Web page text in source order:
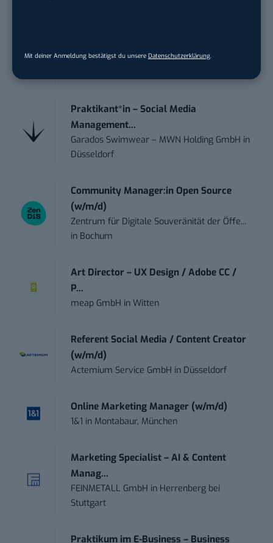
Mit deiner Anmeldung bestätigst du unsere Datenschutzerklärung.
touristische...
Praktikant*in – Social Media
Management...
Garados Swimwear – MWN Holding GmbH in
Düsseldorf
Community Manager:in Open Source
(w/m/d)
Zentrum für Digitale Souveränität der Öffe...
in Bochum
Art Director – UX Design / Adobe CC /
P...
meap GmbH inWitten
Referent Social Media / Content Creator
(w/m/d)
Actemium Service GmbH in Düsseldorf
Online Marketing Manager (w/m/d)
1&1 in Montabaur, München
Marketing Specialist – AI & Content
Manag...
FEINMETALL GmbH in Herrenberg bei
Stuttgart
Praktikum im E-Business – Business